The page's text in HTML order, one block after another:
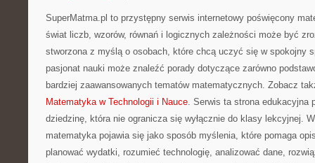
SuperMatma.pl to przystępny serwis internetowy poświęcony
świat liczb, wzorów, równań i logicznych zależności może być
stworzona z myślą o osobach, które chcą uczyć się w spokojny
pasjonat nauki może znaleźć porady dotyczące zarówno
bardziej zaawansowanych tematów matematycznych. Zobacz
Matematyka w Technologii i Nauce. Serwis ta strona edukacyjna
dziedzinę, która nie ogranicza się wyłącznie do klasy lekcyjnej.
matematyka pojawia się jako sposób myślenia, które pomaga
planować wydatki, rozumieć technologię, analizować dane,